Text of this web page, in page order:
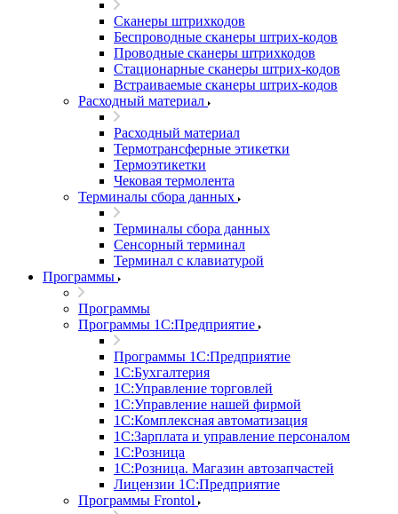
Сканеры штрихкодов
Беспроводные сканеры штрих-кодов
Проводные сканеры штрихкодов
Стационарные сканеры штрих-кодов
Встраиваемые сканеры штрих-кодов
Расходный материал
Расходный материал
Термотрансферные этикетки
Термоэтикетки
Чековая термолента
Терминалы сбора данных
Терминалы сбора данных
Сенсорный терминал
Терминал с клавиатурой
Программы
Программы
Программы 1С:Предприятие
Программы 1С:Предприятие
1С:Бухгалтерия
1С:Управление торговлей
1С:Управление нашей фирмой
1С:Комплексная автоматизация
1С:Зарплата и управление персоналом
1С:Розница
1С:Розница. Магазин автозапчастей
Лицензии 1С:Предприятие
Программы Frontol